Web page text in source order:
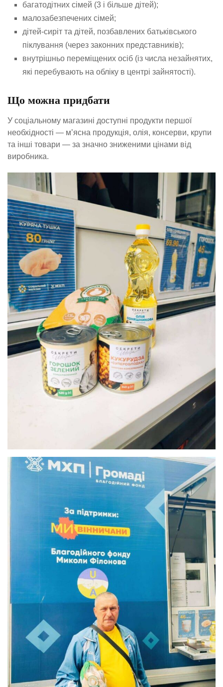
багатодітних сімей (3 і більше дітей);
малозабезпечених сімей;
дітей-сиріт та дітей, позбавлених батьківського
піклування (через законних представників);
внутрішньо переміщених осіб (із числа незайнятих,
які перебувають на обліку в центрі зайнятості).
Що можна придбати
У соціальному магазині доступні продукти першої
необхідності — м’ясна продукція, олія, консерви, крупи
та інші товари — за значно зниженими цінами від
виробника.